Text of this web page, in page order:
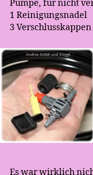
Pumpe, für nicht
1 Reinigungsnadel
3
Es war wirklich